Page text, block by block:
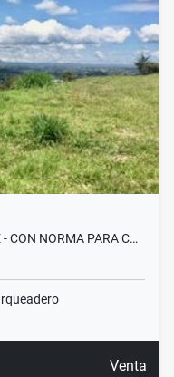
CON NORMA PARA C…
Venta